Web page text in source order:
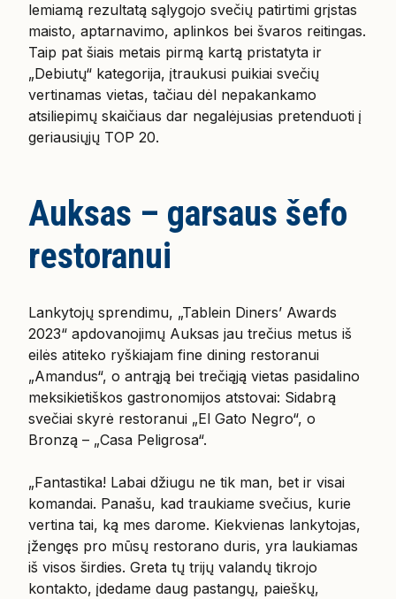
lemiamą rezultatą sąlygojo svečių patirtimi grįstas
maisto, aptarnavimo, aplinkos bei švaros reitingas.
Taip pat šiais metais pirmą kartą pristatyta ir
„Debiutų“ kategorija, įtraukusi puikiai svečių
vertinamas vietas, tačiau dėl nepakankamo
atsiliepimų skaičiaus dar negalėjusias pretenduoti į
geriausiųjų TOP 20.
Auksas – garsaus šefo
restoranui
Lankytojų sprendimu, „Tablein Diners’ Awards
2023“ apdovanojimų Auksas jau trečius metus iš
eilės atiteko ryškiajam fine dining restoranui
„Amandus“, o antrąją bei trečiąją vietas pasidalino
meksikietiškos gastronomijos atstovai: Sidabrą
svečiai skyrė restoranui „El Gato Negro“, o
Bronzą – „Casa Peligrosa“.
„Fantastika! Labai džiugu ne tik man, bet ir visai
komandai. Panašu, kad traukiame svečius, kurie
vertina tai, ką mes darome. Kiekvienas lankytojas,
įžengęs pro mūsų restorano duris, yra laukiamas
iš visos širdies. Greta tų trijų valandų tikrojo
kontakto, įdedame daug pastangų, paieškų,